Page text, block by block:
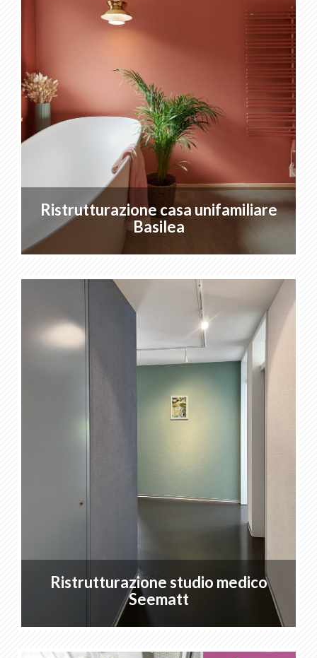
Ristrutturazione casa unifamiliare
Basilea
Ristrutturazione studio medico
Seematt